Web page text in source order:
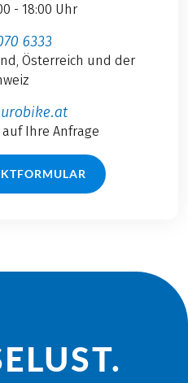
- 18:00 Uhr
6333
Österreich und der
Ihre Anfrage